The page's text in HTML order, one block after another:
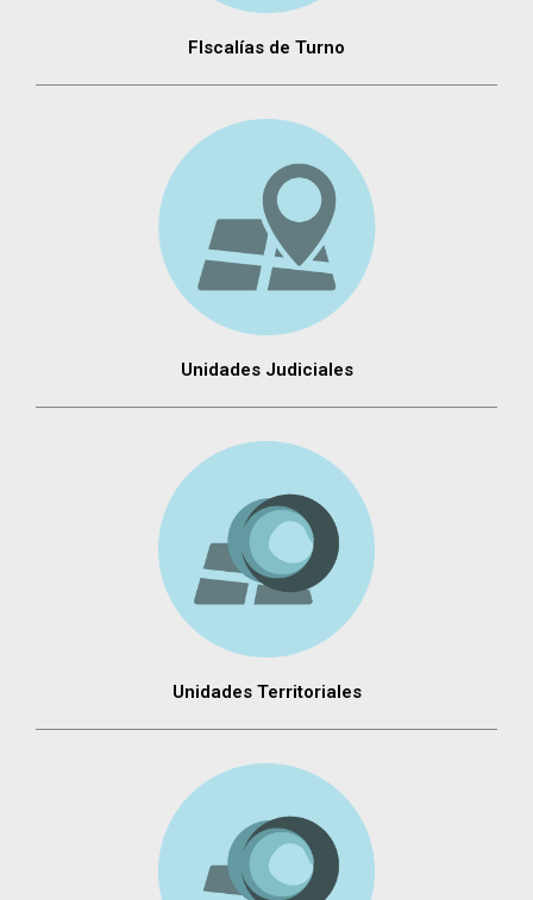
FIscalías de Turno
Unidades Judiciales
Unidades Territoriales